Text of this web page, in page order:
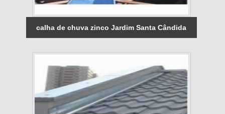
calha de chuva zinco Jardim Santa Cândida